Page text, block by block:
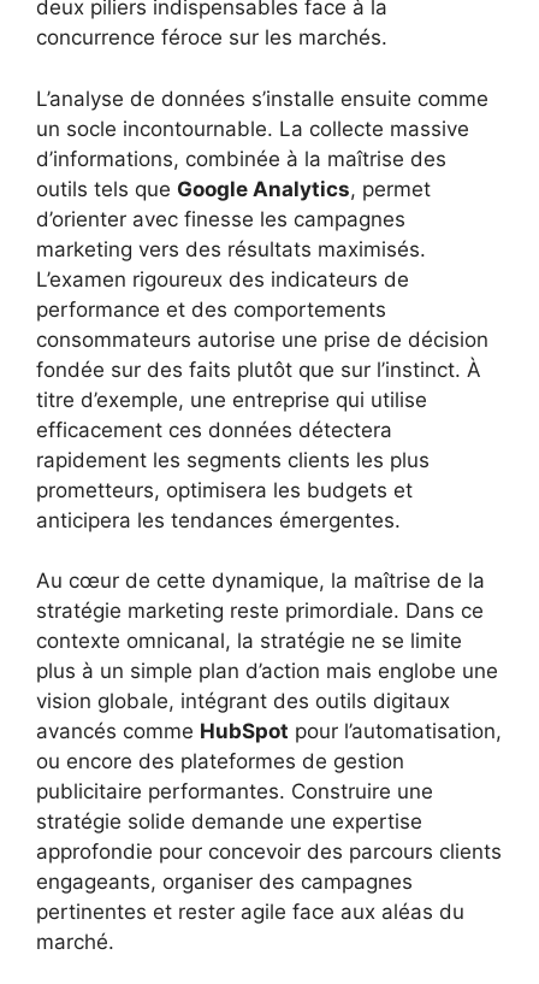
deux piliers indispensables face à la
concurrence féroce sur les marchés.
L’analyse de données s’installe ensuite comme
un socle incontournable. La collecte massive
d’informations, combinée à la maîtrise des
outils tels que Google Analytics, permet
d’orienter avec finesse les campagnes
marketing vers des résultats maximisés.
L’examen rigoureux des indicateurs de
performance et des comportements
consommateurs autorise une prise de décision
fondée sur des faits plutôt que sur l’instinct. À
titre d’exemple, une entreprise qui utilise
efficacement ces données détectera
rapidement les segments clients les plus
prometteurs, optimisera les budgets et
anticipera les tendances émergentes.
Au cœur de cette dynamique, la maîtrise de la
stratégie marketing reste primordiale. Dans ce
contexte omnicanal, la stratégie ne se limite
plus à un simple plan d’action mais englobe une
vision globale, intégrant des outils digitaux
avancés comme HubSpot pour l’automatisation,
ou encore des plateformes de gestion
publicitaire performantes. Construire une
stratégie solide demande une expertise
approfondie pour concevoir des parcours clients
engageants, organiser des campagnes
pertinentes et rester agile face aux aléas du
marché.